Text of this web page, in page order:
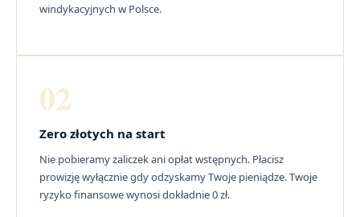
windykacyjnych w Polsce.
02
Zero złotych na start
Nie pobieramy zaliczek ani opłat wstępnych. Płacisz
prowizję wyłącznie gdy odzyskamy Twoje pieniądze. Twoje
ryzyko finansowe wynosi dokładnie 0 zł.